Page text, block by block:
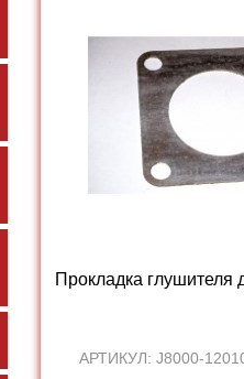
Прокладка глушителя
АРТИКУЛ: J8000-